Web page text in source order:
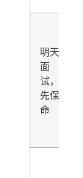
明天
面
试，
先保
命